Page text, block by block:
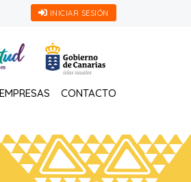
INICIAR SESIÓN
EMPRESAS CONTACTO